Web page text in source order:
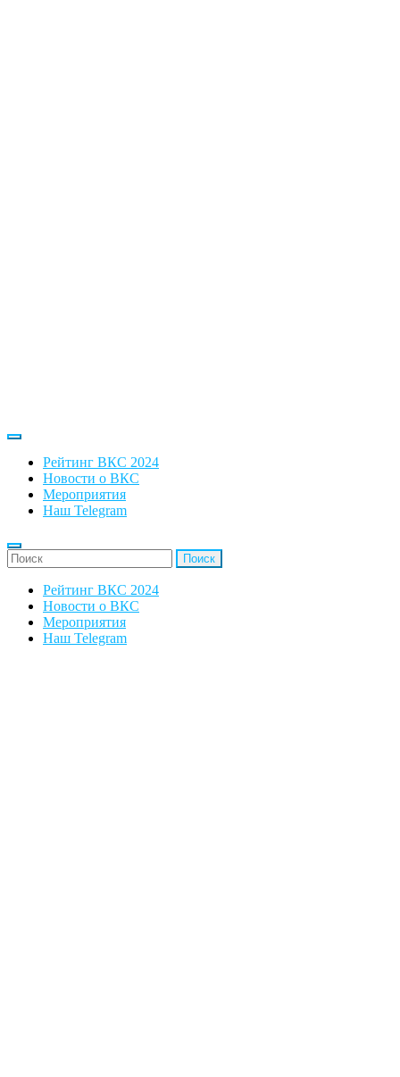
Рейтинг ВКС 2024
Новости о ВКС
Мероприятия
Наш Telegram
'Найти:
Рейтинг ВКС 2024
Новости о ВКС
Мероприятия
Наш Telegram